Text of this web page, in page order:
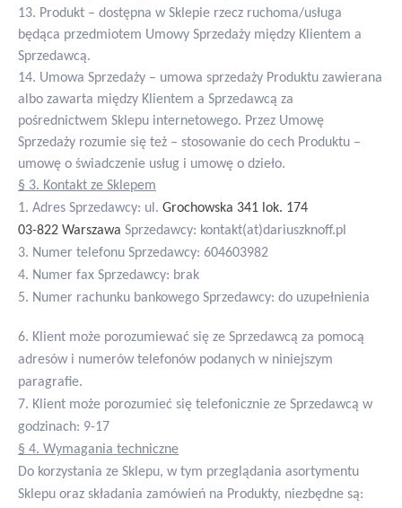
13. Produkt – dostępna w Sklepie rzecz ruchoma/usługa
będąca przedmiotem Umowy Sprzedaży między Klientem a
Sprzedawcą.
14. Umowa Sprzedaży – umowa sprzedaży Produktu zawierana
albo zawarta między Klientem a Sprzedawcą za
pośrednictwem Sklepu internetowego. Przez Umowę
Sprzedaży rozumie się też – stosowanie do cech Produktu –
umowę o świadczenie usług i umowę o dzieło.
§ 3. Kontakt ze Sklepem
1. Adres Sprzedawcy: ul. Grochowska 341 lok. 174
03-822 Warszawa Sprzedawcy: kontakt(at)dariuszknoff.pl
3. Numer telefonu Sprzedawcy: 604603982
4. Numer fax Sprzedawcy: brak
5. Numer rachunku bankowego Sprzedawcy: do uzupełnienia
6. Klient może porozumiewać się ze Sprzedawcą za pomocą
adresów i numerów telefonów podanych w niniejszym
paragrafie.
7. Klient może porozumieć się telefonicznie ze Sprzedawcą w
godzinach: 9-17
§ 4. Wymagania techniczne
Do korzystania ze Sklepu, w tym przeglądania asortymentu
Sklepu oraz składania zamówień na Produkty, niezbędne są: